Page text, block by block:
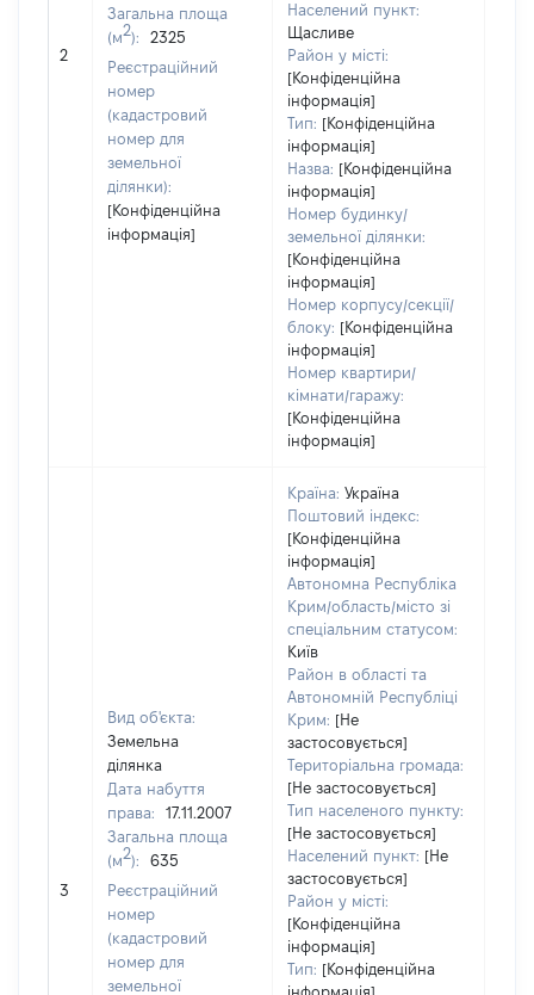
2
Загальна площа
(м2):
2325
Реєстраційний
номер
(кадастровий
номер для
земельної
ділянки):
[Конфіденційна
інформація]
Населений пункт:
Щасливе
Район у місті:
[Конфіденційна
інформація]
Тип: [Конфіденційна
інформація]
Назва: [Конфіденційна
інформація]
Номер будинку/
земельної ділянки:
[Конфіденційна
інформація]
Номер корпусу/секції/
блоку: [Конфіденційна
інформація]
Номер квартири/
кімнати/гаражу:
[Конфіденційна
інформація]
3
Вид об'єкта:
Земельна
ділянка
Дата набуття
права:
17.11.2007
Загальна площа
(м2):
635
Реєстраційний
номер
(кадастровий
номер для
земельної
Країна: Україна
Поштовий індекс:
[Конфіденційна
інформація]
Автономна Республіка
Крим/область/місто зі
спеціальним статусом:
Київ
Район в області та
Автономній Республіці
Крим: [Не
застосовується]
Територіальна громада:
[Не застосовується]
Тип населеного пункту:
[Не застосовується]
Населений пункт: [Не
застосовується]
Район у місті:
[Конфіденційна
інформація]
Тип: [Конфіденційна
інформація]